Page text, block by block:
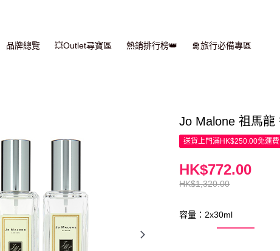
品牌總覽 💥Outlet尋寶區 熱銷排行榜👑 🛅旅行必備專區
Jo Malone 祖馬龍
送貨上門滿HK$250.00免運費
HK$1,320.00
HK$772.00
容量：2x30ml